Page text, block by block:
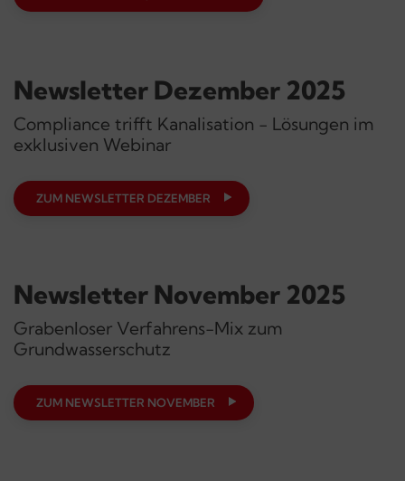
Newsletter Dezember 2025
Compliance trifft Kanalisation - Lösungen im
exklusiven Webinar
ZUM NEWSLETTER DEZEMBER
Newsletter November 2025
Grabenloser Verfahrens-Mix zum
Grundwasserschutz
ZUM NEWSLETTER NOVEMBER